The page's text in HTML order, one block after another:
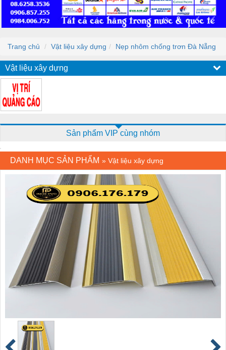
Trang chủ Vật liệu xây dựng Nẹp nhôm chống trơn Đà Nẵng
Vật liệu xây dựng
Sản phẩm VIP cùng nhóm
DANH MỤC SẢN PHẨM » Vật liệu xây dựng